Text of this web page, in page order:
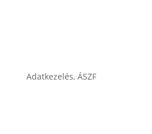
Adatkezelés, ÁSZF